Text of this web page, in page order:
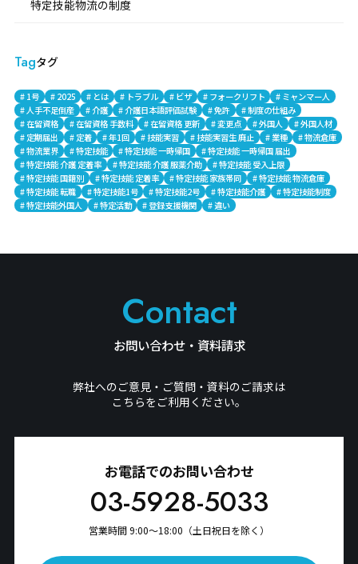
特定技能物流の制度
Tagタグ
# 1号 # 2025 # とは # トラブル # ビザ # フォークリフト
# ミャンマー人
# 人手不足倒産
# 介護 # 介護日本語評価試験 # 免許
# 制度の仕組み
# 在留資格
# 在留資格 手数料 # 在留資格 更新 # 変更点 # 外国人
# 外国人材
# 定期届出
# 定着 # 年1回 # 技能実習 # 技能実習生 廃止 # 業種
# 物流倉庫
# 物流業界
# 特定技能 # 特定技能 一時帰国
# 特定技能 一時帰国 届出
# 特定技能 介護 定着率
# 特定技能 介護 服薬介助
# 特定技能 受入上限
# 特定技能 国籍別
# 特定技能 定着率 # 特定技能 家族帯同
# 特定技能 物流倉庫
# 特定技能 転職
# 特定技能1号 # 特定技能2号 # 特定技能介護
# 特定技能制度
# 特定技能外国人
# 特定活動 # 登録支援機関 # 違い
Contact
お問い合わせ・資料請求
弊社へのご意見・ご質問・資料のご請求は
こちらをご利用ください。
お電話でのお問い合わせ
03-5928-5033
営業時間 9:00〜18:00（土日祝日を除く）